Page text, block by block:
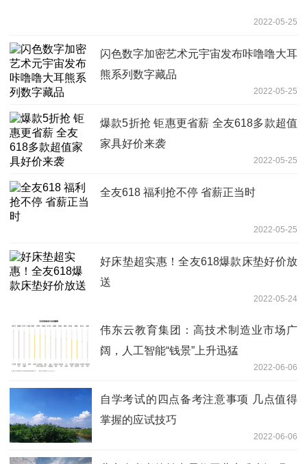
2022-05-25
闪色数字加密艺术元宇宙发布咔噜噜大耳
熊系列数字藏品
2022-05-25
爆款5折抢 钜惠更省薪 全友618多款超值
家具好价来袭
2022-05-25
全友618 福利抢不停 省薪正当时
2022-05-25
好床垫超实惠！全友618爆款床垫好价放
送
2022-05-24
伟东云教育集团：高技术制造业市场广
阔，人工智能“钱景”上升迅猛
2022-06-06
自学考试的四点备考注意事项 几点值得
掌握的应试技巧
2022-06-06